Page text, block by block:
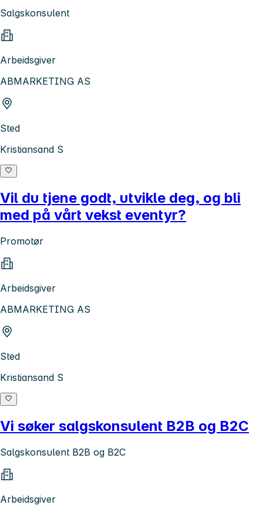
Salgskonsulent
Arbeidsgiver
ABMARKETING AS
Sted
Kristiansand S
Vil du tjene godt, utvikle deg, og bli
med på vårt vekst eventyr?
Promotør
Arbeidsgiver
ABMARKETING AS
Sted
Kristiansand S
Vi søker salgskonsulent B2B og B2C
Salgskonsulent B2B og B2C
Arbeidsgiver